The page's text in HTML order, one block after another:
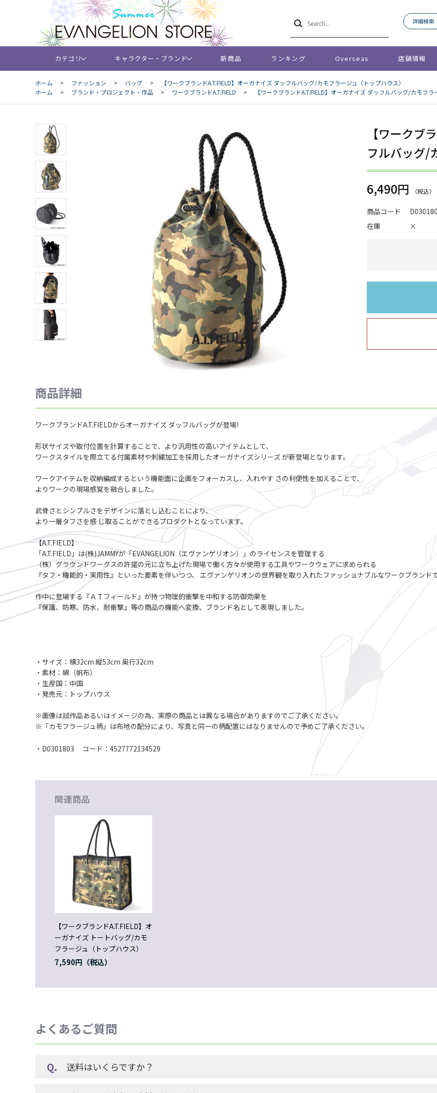
詳細検索
カテゴリ キャラクター・ブランド 新商品 ランキング Overseas 店舗情報
ホーム > ファッション > バッグ >
【ワークブランドA.T.FIELD】オーガナイズ ダッフルバッグ/カモフラージュ（トップハウス）
ホーム
> ブランド・プロジェクト・作品 > ワークブランドA.T.FIELD > 【ワークブランドA.T.FIELD】オーガナイズ ダッフルバッグ/カモフ
【ワークブ
フルバッグ/
6,490円
商品コード
在庫
×
商品詳細
ワークブランドA.T.FIELDからオーガナイズ ダッフルバッグが登場!
形状サイズや取付位置を計算することで、より汎用性の高いアイテムとして、
ワークスタイルを際立てる付属素材や刺繍加工を採用したオーガナイズシリーズ が新登場となります。
ワークアイテムを収納編成するという機能面に企画をフォーカスし、入れやす さの利便性を加えることで、
よりワークの現場感覚を融合しました。
武骨さとシンプルさをデザインに落とし込むことにより、
より一層タフさを感 じ取ることができるプロダクトとなっています。
【A.T.FIELD】
「A.T.FIELD」は(株)JAMMYが「EVANGELION（エヴァンゲリオン）」のライセンスを管理する
（株）グラウンドワークスの許諾の元に立ち上げた現場で働く方々が使用する工具やワークウェアに求められる
『タフ・機能的・実用性』といった要素を伴いつつ、 エヴァンゲリオンの世界観を取り入れたファッショナブルなワークブランド
作中に登場する『ＡＴフィールド』が持つ物理的衝撃を中和する防御効果を
『保護、防寒、防水、耐衝撃』等の商品の機能へ変換、ブランド名として表現しました。
・サイズ：横32cm 縦53cm 奥行32cm
・素材：綿（帆布）
・生産国：中国
・発売元：トップハウス
※画像は試作品あるいはイメージの為、実際の商品とは異なる場合がありますのでご了承ください。
※「カモフラージュ柄」は布地の配分により、写真と同一の柄配置にはなりませんので予めご了承ください。
・D0301803 コード：4527772134529
関連商品
【ワークブランドA.T.FIELD】オ
ーガナイズ トートバッグ/カモ
フラージュ（トップハウス）
7,590円
よくあるご質問
送料はいくらですか？